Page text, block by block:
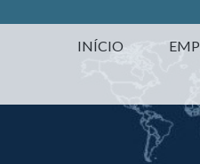
INÍCIO